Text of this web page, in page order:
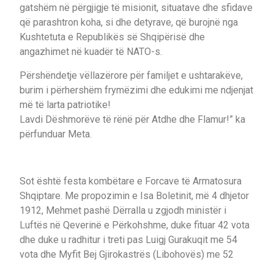
gatshëm në përgjigje të misionit, situatave dhe sfidave
që parashtron koha, si dhe detyrave, që burojnë nga
Kushtetuta e Republikës së Shqipërisë dhe
angazhimet në kuadër të NATO-s.
Përshëndetje vëllazërore për familjet e ushtarakëve,
burim i përhershëm frymëzimi dhe edukimi me ndjenjat
më të larta patriotike!
Lavdi Dëshmorëve të rënë për Atdhe dhe Flamur!” ka
përfunduar Meta.
Sot është festa kombëtare e Forcave të Armatosura
Shqiptare. Me propozimin e Isa Boletinit, më 4 dhjetor
1912, Mehmet pashë Dërralla u zgjodh ministër i
Luftës në Qeverinë e Përkohshme, duke fituar 42 vota
dhe duke u radhitur i treti pas Luigj Gurakuqit me 54
vota dhe Myfit Bej Gjirokastrës (Libohovës) me 52